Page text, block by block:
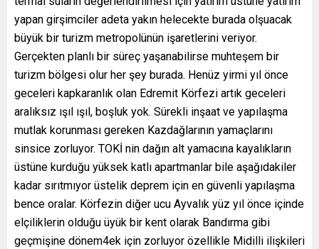
yapan girşimciler adeta yakın helecekte burada olşuacak
büyük bir turizm metropolünün işaretlerini veriyor.
Gerçekten planlı bir süreç yaşanabilirse muhteşem bir
turizm bölgesi olur her şey burada. Henüz yirmi yıl önce
geceleri kapkaranlık olan Edremit Körfezi artık geceleri
aralıksız ışıl ışıl, boşluk yok. Sürekli inşaat ve yapılaşma
mutlak korunması gereken Kazdağlarının yamaçlarını
sinsice zorluyor. TOKİ nin dağın alt yamacına kayalıkların
üstüne kurduğu yüksek katlı apartmanlar bile aşağıdakiler
kadar sırıtmıyor üstelik deprem için en güvenli yapılaşma
bence oralar. Körfezin diğer ucu Ayvalık yüz yıl önce içinde
elçiliklerin olduğu üyük bir kent olarak Bandırma gibi
geçmişine dönem4ek için zorluyor özellikle Midilli ilişkileri